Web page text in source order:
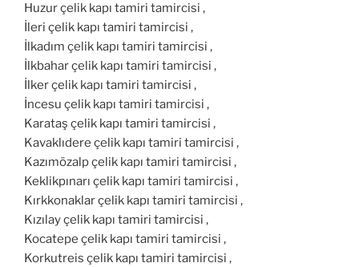
Huzur çelik kapı tamiri tamircisi ,
İleri çelik kapı tamiri tamircisi ,
İlkadım çelik kapı tamiri tamircisi ,
İlkbahar çelik kapı tamiri tamircisi ,
İlker çelik kapı tamiri tamircisi ,
İncesu çelik kapı tamiri tamircisi ,
Karataş çelik kapı tamiri tamircisi ,
Kavaklıdere çelik kapı tamiri tamircisi ,
Kazımözalp çelik kapı tamiri tamircisi ,
Keklikpınarı çelik kapı tamiri tamircisi ,
Kırkkonaklar çelik kapı tamiri tamircisi ,
Kızılay çelik kapı tamiri tamircisi ,
Kocatepe çelik kapı tamiri tamircisi ,
Korkutreis çelik kapı tamiri tamircisi ,